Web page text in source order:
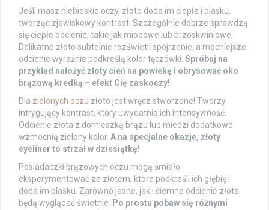
Jeśli masz niebieskie oczy, złoto doda im ciepła i blasku,
tworząc zjawiskowy kontrast. Szczególnie dobrze sprawdzą
się ciepłe odcienie, takie jak miodowe lub brzoskwiniowe.
Delikatne złoto subtelnie rozświetli spojrzenie, a mocniejsze
odcienie wyraźnie podkreślą kolor tęczówki. Spróbuj na
przykład nałożyć złoty cień na powiekę i obrysować oko
brązową kredką – efekt Cię zaskoczy!
Dla zielonych oczu złoto jest wręcz stworzone! Tworzy
intrygujący kontrast, który uwydatnia ich intensywność.
Odcienie złota z domieszką brązu lub miedzi dodatkowo
wzmocnią zielony kolor. A na specjalne okazje, złoty
eyeliner to strzał w dziesiątkę!
Posiadaczki brązowych oczu mogą śmiało
eksperymentować ze złotem, które podkreśli ich głębię i
doda im blasku. Zarówno jasne, jak i ciemne odcienie złota
będą wyglądać świetnie.
Po prostu pobaw się różnymi